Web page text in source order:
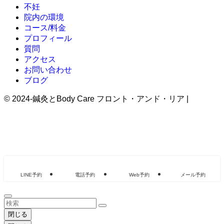
不妊
院内の環境
コース/料金
プロフィール
質問
アクセス
お問い合わせ
ブログ
© 2024-鍼灸とBody Care フロント・アンド・リア |
LINE予約 電話予約 Web予約 メール予約
閉じる